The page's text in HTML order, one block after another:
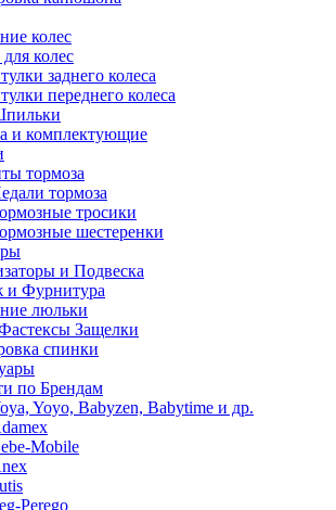
колес
колес
заднего колеса
переднего колеса
и комплектующие
тормоза
тормоза
тросики
шестеренки
и Подвеска
и Фурнитура
люльки
Защелки
спинки
по Брендам
Yoyo, Babyzen, Babytime и др.
Mobile
Perego